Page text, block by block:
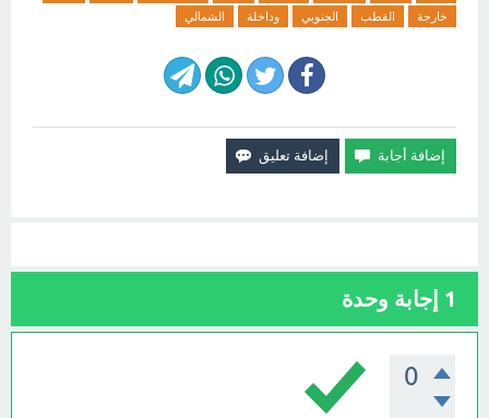
خارجة
القطب الجنوبي وداخلة الشمالي
1 إجابة وحدة
0